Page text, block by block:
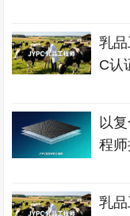
乳
C认
以
程
乳